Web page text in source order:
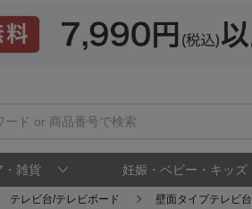
・雑貨 妊娠・ベビー・キッズ
テレビ台/テレビボード 壁面タイプテレビ台